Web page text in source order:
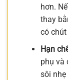
hơn.
thay
có
Hạn
phụ và
sôi